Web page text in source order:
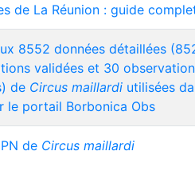
de La Réunion : guide
8552 données détaillées
validées et 30
de Circus maillardi utilisées
le portail Borbonica Obs
de Circus maillardi